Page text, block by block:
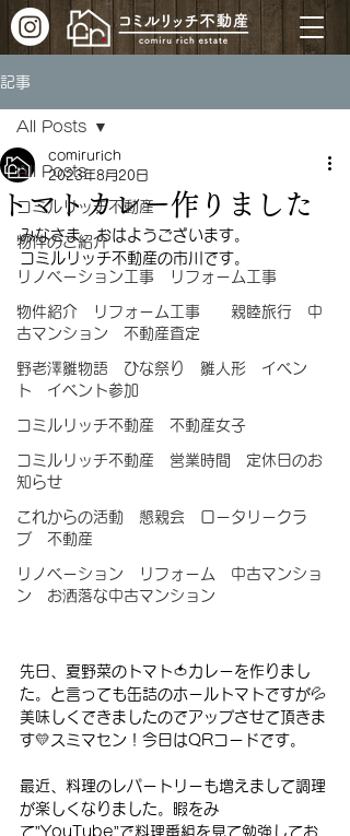
記事
All Posts
コミルリッチ不動産
物件のご紹介
リノベーション工事 リフォーム工事
物件紹介 リフォーム工事 親睦旅行 中
古マンション 不動産査定
野老澤雛物語 ひな祭り 雛人形 イベン
ト イベント参加
コミルリッチ不動産 不動産女子
コミルリッチ不動産 営業時間 定休日のお
知らせ
これからの活動 懇親会 ロータリークラ
ブ 不動産
リノベーション リフォーム 中古マンショ
ン お洒落な中古マンション
All Posts
トマトカレー作りました
comirurich
2023年8月20日
みなさま、おはようございます。
コミルリッチ不動産の市川です。
先日、夏野菜のトマト🍅カレーを作りまし
た。と言っても缶詰のホールトマトですが💦
美味しくできましたのでアップさせて頂きま
す💛スミマセン！今日はQRコードです。
最近、料理のレパートリーも増えまして調理
が楽しくなりました。暇をみ
て”YouTube”で料理番組を見て勉強してお